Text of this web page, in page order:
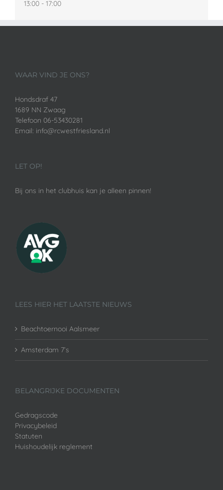
13:00 - 17:00
WAAR VIND JE ONS?
Hondsdraf 47
1689 NN Zwaag
Telefoon 06-53430281
Email: info@rcwestfriesland.nl
LET OP!
Bij ons in het clubhuis kan je alleen pinnen!
LEES HIER HET LAATSTE NIEUWS
Beachtoernooi Aalsmeer
Amsterdam 7’s
BELANGRIJKE DOCUMENTEN
Gedragscode
Privacybeleid
Statuten
Huishoudelijk reglement